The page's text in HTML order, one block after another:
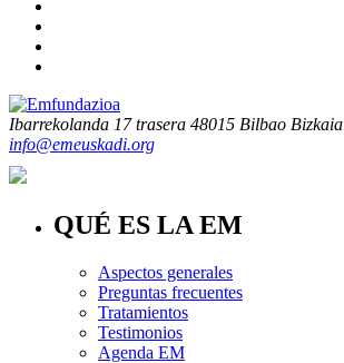
Ibarrekolanda 17 trasera 48015 Bilbao Bizkaia
info@emeuskadi.org
QUÉ ES LA EM
Aspectos generales
Preguntas frecuentes
Tratamientos
Testimonios
Agenda EM